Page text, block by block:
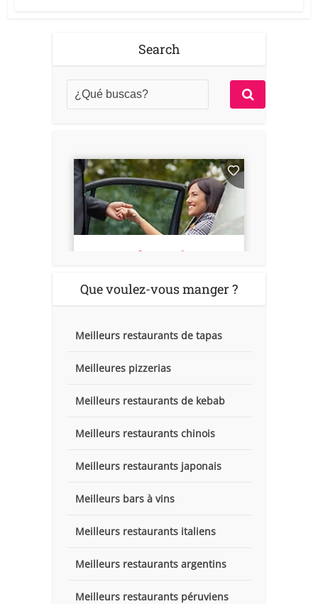
Search
Que voulez-vous manger ?
Meilleurs restaurants de tapas
Meilleures pizzerias
Meilleurs restaurants de kebab
Meilleurs restaurants chinois
Meilleurs restaurants japonais
Meilleurs bars à vins
Meilleurs restaurants italiens
Meilleurs restaurants argentins
Meilleurs restaurants péruviens